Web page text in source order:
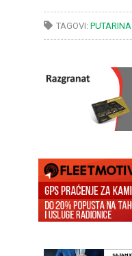
TAGOVI: PUTARINA